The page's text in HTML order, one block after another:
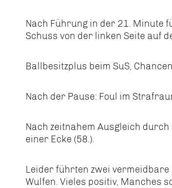
Nach Führung in der 21. Minute
Schuss von der linken Seite auf
Ballbesitzplus beim SuS,
Nach der Pause: Foul im
Nach zeitnahem Ausgleich
einer Ecke (58.).
Leider führten zwei vermeidbare
Wulfen. Vieles positiv, Manches